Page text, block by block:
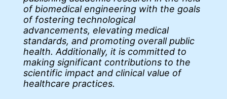
of biomedical engineering with the goals
of fostering technological
advancements, elevating medical
standards, and promoting overall public
health. Additionally, it is committed to
making significant contributions to the
scientific impact and clinical value of
healthcare practices.